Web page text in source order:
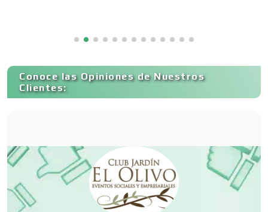
Capacitación
Carnicerías
Centros Comerciales
Conoce las Opiniones de Nuestros
Clientes: